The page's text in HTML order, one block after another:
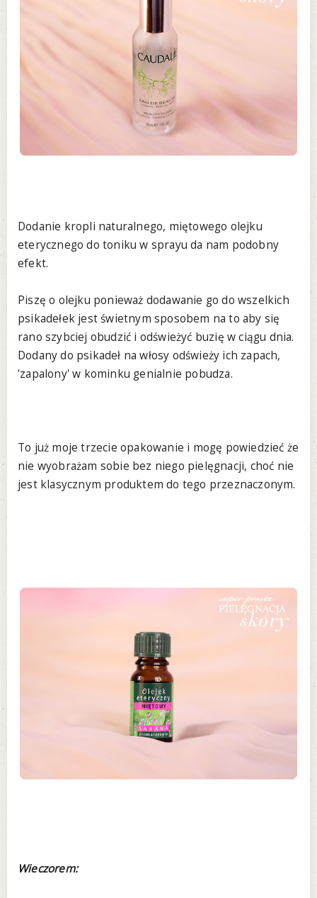
Dodanie kropli naturalnego, miętowego olejku
eterycznego do toniku w sprayu da nam podobny
efekt.
Piszę o olejku ponieważ dodawanie go do wszelkich
psikadełek jest świetnym sposobem na to aby się
rano szybciej obudzić i odświeżyć buzię w ciągu dnia.
Dodany do psikadeł na włosy odświeży ich zapach,
'zapalony' w kominku genialnie pobudza.
To już moje trzecie opakowanie i mogę powiedzieć że
nie wyobrażam sobie bez niego pielęgnacji, choć nie
jest klasycznym produktem do tego przeznaczonym.
Wieczorem: